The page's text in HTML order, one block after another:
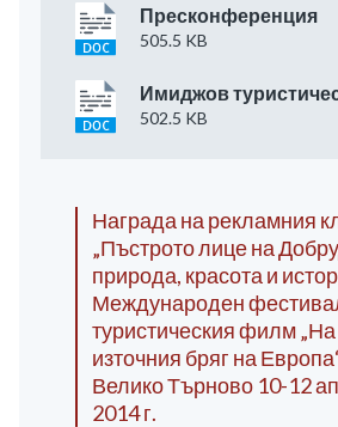
Пресконференция
505.5 KB
Имиджов
502.5 KB
Награда на рекламния
„Пъстрото лице на
природа, красота и
Международен
туристическия филм „На
източния бряг на
Велико Търново 10-12
2014 г.